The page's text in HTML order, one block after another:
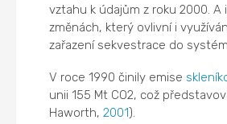
vztahu k údajům z roku 2000. A
změnách, který ovlivní i
zařazení sekvestrace do
V roce 1990 činily emise
unii 155 Mt CO2, což
Haworth, 2001).